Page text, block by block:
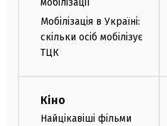
мобілізації
Мобілізація в Україні:
скільки осіб мобілізує
ТЦК
Кіно
Найцікавіші фільми